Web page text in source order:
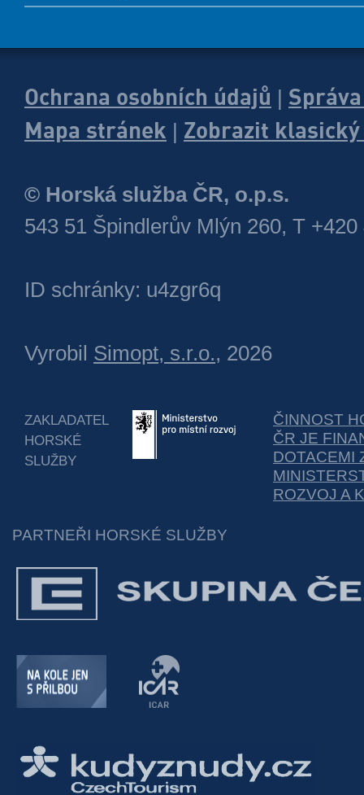
Ochrana osobních údajů
Mapa stránek
Zobrazit
© Horská služba ČR, o.p.s.
543 51 Špindlerův Mlýn 260, T +420
ID schránky: u4zgr6q
Vyrobil Simopt, s.r.o., 2026
ZAKLADATEL
HORSKÉ
SLUŽBY
ČINNOST
ČR JE
DOTACEMI
ROZVOJ A
PARTNEŘI HORSKÉ SLUŽBY